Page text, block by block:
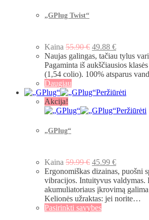
„GPlug Twist“
Kaina 55.90€ 49.88 €
Naujas galingas, tačiau tylus
Pagaminta iš aukščiausios
(1,54 colio). 100% atsparus
Daugiau
Peržiūrėti
Akcija!
Peržiūrėti
„GPlug“
Kaina 59.99€ 45.99 €
Ergonomiškas dizainas, puošni
vibracijos. Intuityvus valdymas.
akumuliatoriaus įkrovimą
Kelionės užraktas: jei norite…
Pasirinkti savybes